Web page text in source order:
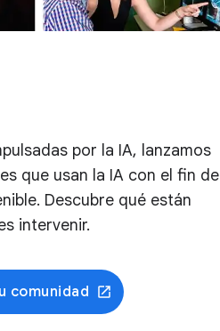
por la IA, lanzamos
que usan la IA con el fin de
Descubre qué están
intervenir.
comunidad